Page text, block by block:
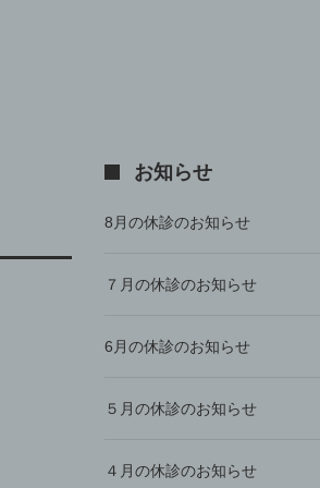
お知らせ
8月の休診のお知らせ
７月の休診のお知らせ
6月の休診のお知らせ
５月の休診のお知らせ
４月の休診のお知らせ